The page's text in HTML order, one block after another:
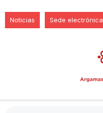
Noticias Sede electrónica